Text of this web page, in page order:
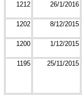
1212 26/1/2016
1202 8/12/2015
1200 1/12/2015
1195 25/11/2015